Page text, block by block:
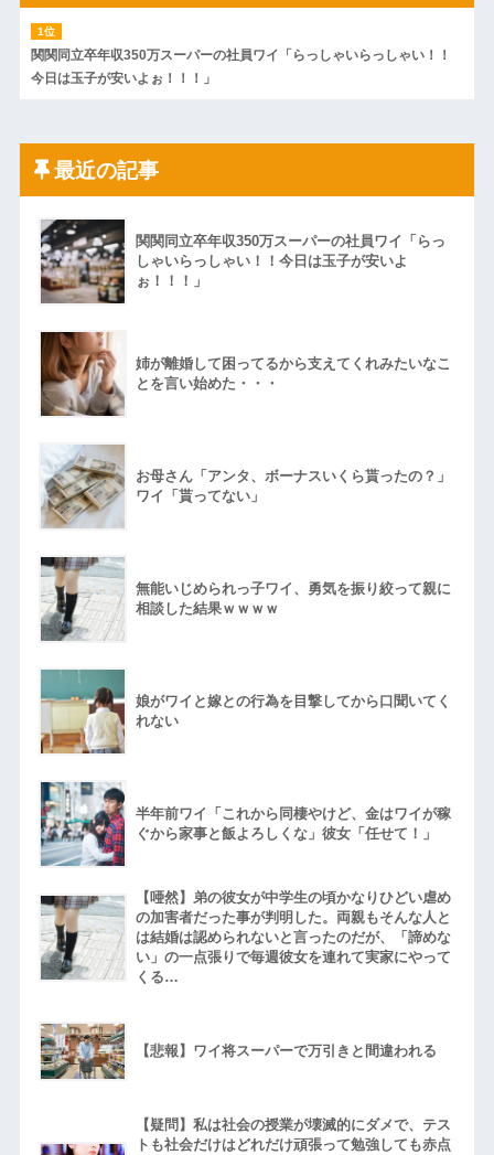
関関同立卒年収350万スーパーの社員ワイ「らっしゃいらっしゃい！！
今日は玉子が安いよぉ！！！」
最近の記事
関関同立卒年収350万スーパーの社員ワイ「らっ
しゃいらっしゃい！！今日は玉子が安いよ
ぉ！！！」
姉が離婚して困ってるから支えてくれみたいなこ
とを言い始めた・・・
お母さん「アンタ、ボーナスいくら貰ったの？」
ワイ「貰ってない」
無能いじめられっ子ワイ、勇気を振り絞って親に
相談した結果ｗｗｗｗ
娘がワイと嫁との行為を目撃してから口聞いてく
れない
半年前ワイ「これから同棲やけど、金はワイが稼
ぐから家事と飯よろしくな」彼女「任せて！」
【唖然】弟の彼女が中学生の頃かなりひどい虐め
の加害者だった事が判明した。両親もそんな人と
は結婚は認められないと言ったのだが、「諦めな
い」の一点張りで毎週彼女を連れて実家にやって
くる…
【悲報】ワイ将スーパーで万引きと間違われる
【疑問】私は社会の授業が壊滅的にダメで、テス
トも社会だけはどれだけ頑張って勉強しても赤点